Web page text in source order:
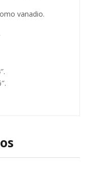
vanadio.